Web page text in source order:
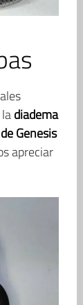
diadema
Genesis
apreciar